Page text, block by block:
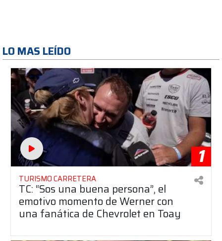
LO MAS LEÍDO
1
TURISMO CARRETERA
TC: “Sos una buena persona”, el
emotivo momento de Werner con
una fanática de Chevrolet en Toay